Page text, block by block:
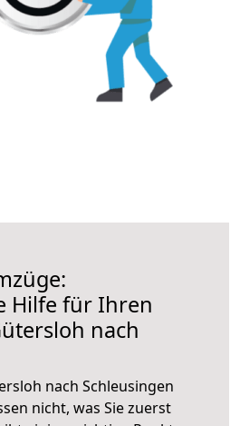
Hilfe für Ihren
nach
nach Schleusingen
nicht, was Sie zuerst